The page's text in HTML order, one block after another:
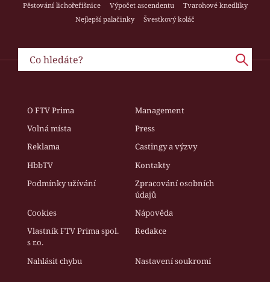
Pěstování lichořeřišnice
Výpočet ascendentu
Tvarohové knedlíky
Nejlepší palačinky
Švestkový koláč
O FTV Prima
Management
Volná místa
Press
Reklama
Castingy a výzvy
HbbTV
Kontakty
Podmínky užívání
Zpracování osobních
údajů
Cookies
Nápověda
Vlastník FTV Prima spol.
s r.o.
Redakce
Nahlásit chybu Nastavení soukromí